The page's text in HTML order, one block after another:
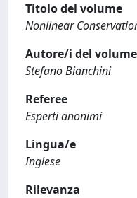
Titolo del volume
Nonlinear
Autore/i del volume
Stefano Bianchini
Referee
Esperti anonimi
Lingua/e
Inglese
Rilevanza